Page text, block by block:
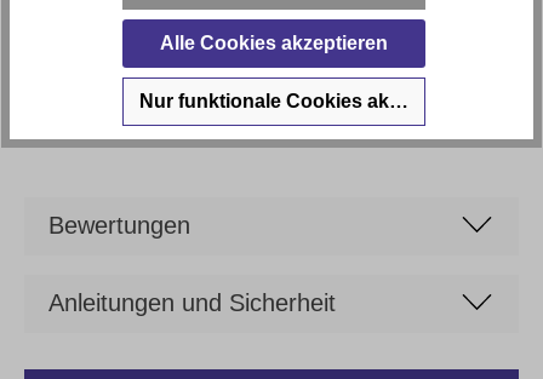
Artikel Bezeichnung
Thomas Brunner Beistelltisch TB 410 Titan
Bewertungen
Anleitungen und Sicherheit
Alle Cookies akzeptieren
Nur funktionale Cookies akzeptieren